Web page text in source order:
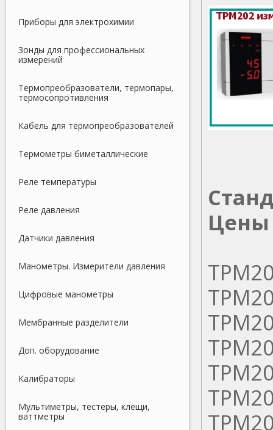
Приборы для электрохимии
Зонды для профессиональных
измерений
Термопреобразователи, термопары,
термосопротивления
Кабель для термопреобразователей
Термометры биметаллические
Реле температуры
Реле давления
Датчики давления
Манометры. Измерители давления
Цифровые манометры
Мембранные разделители
Доп. оборудование
Калибраторы
Мультиметры, тестеры, клещи,
ваттметры
Цены